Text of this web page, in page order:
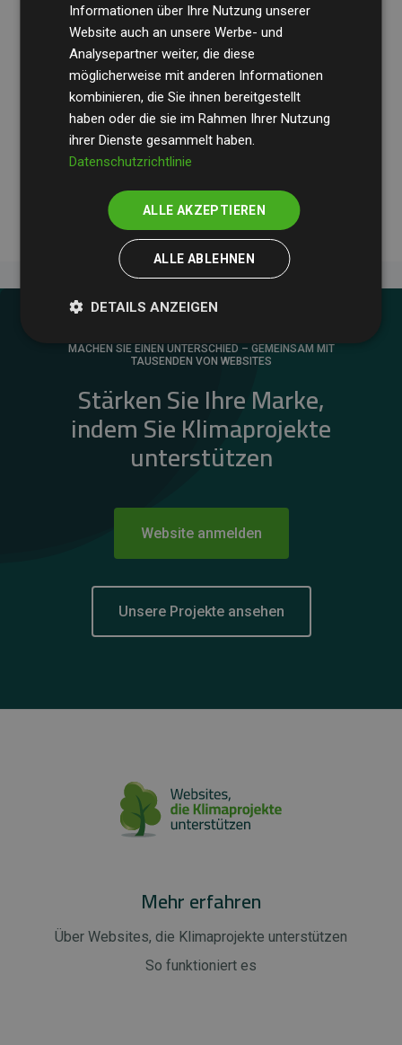
Die Wirtschaftsprüfungsgesellschaft BDOüberprüft
regelmäßig unsere Berechnungen und Methodik, um
Transparenz und Verlässlichkeit sicherzustellen.
Ihre Prüfungen belegen, dass unsere Investitionen in
Klimaschutzprojekte im Durchschnitt200 % der
geschätzten CO₂-Emissionender teilnehmenden
Websites kompensieren – ein klarer Nachweis für die
messbare Klimawirkung unseres Ansatzes.
MACHEN SIE EINEN UNTERSCHIED – GEMEINSAM MIT
TAUSENDEN VON WEBSITES
Stärken Sie Ihre Marke,
indem Sie Klimaprojekte
unterstützen
Website anmelden
Unsere Projekte ansehen
Mehr erfahren
Über Websites, die Klimaprojekte unterstützen
So funktioniert es
Informationen über Ihre Nutzung unserer
Website auch an unsere Werbe- und
Analysepartner weiter, die diese
möglicherweise mit anderen Informationen
kombinieren, die Sie ihnen bereitgestellt
haben oder die sie im Rahmen Ihrer Nutzung
ihrer Dienste gesammelt haben.
Datenschutzrichtlinie
ALLE AKZEPTIEREN
ALLE ABLEHNEN
DETAILS ANZEIGEN